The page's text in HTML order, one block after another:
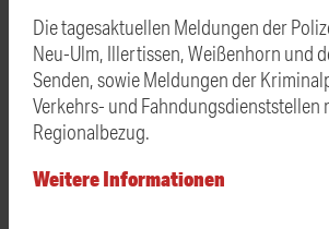
Die tagesaktuellen Meldungen der
Neu-Ulm, Illertissen, Weißenhorn und
Senden, sowie Meldungen der
Verkehrs- und Fahndungsdienststellen
Regionalbezug.
Weitere Informationen